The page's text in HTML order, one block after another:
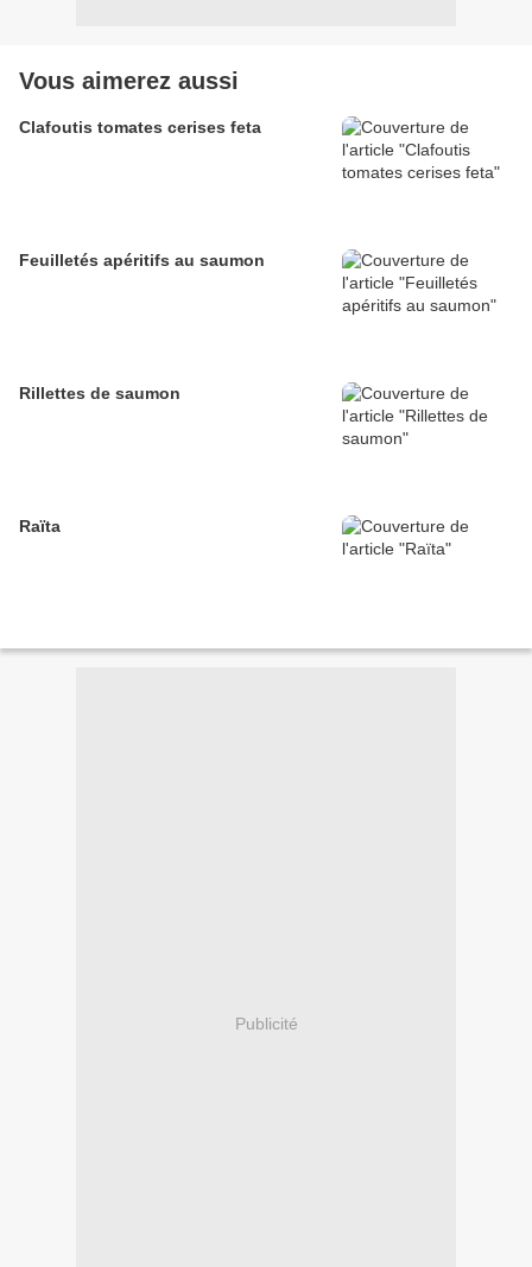
Vous aimerez aussi
Clafoutis tomates cerises feta
Feuilletés apéritifs au saumon
Rillettes de saumon
Raïta
Publicité